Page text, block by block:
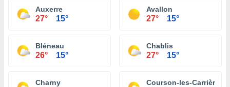
Auxerre
27° 15°
Avallon
27° 15°
Bléneau
26° 15°
Chablis
27° 15°
Charny Courson-les-Carrières